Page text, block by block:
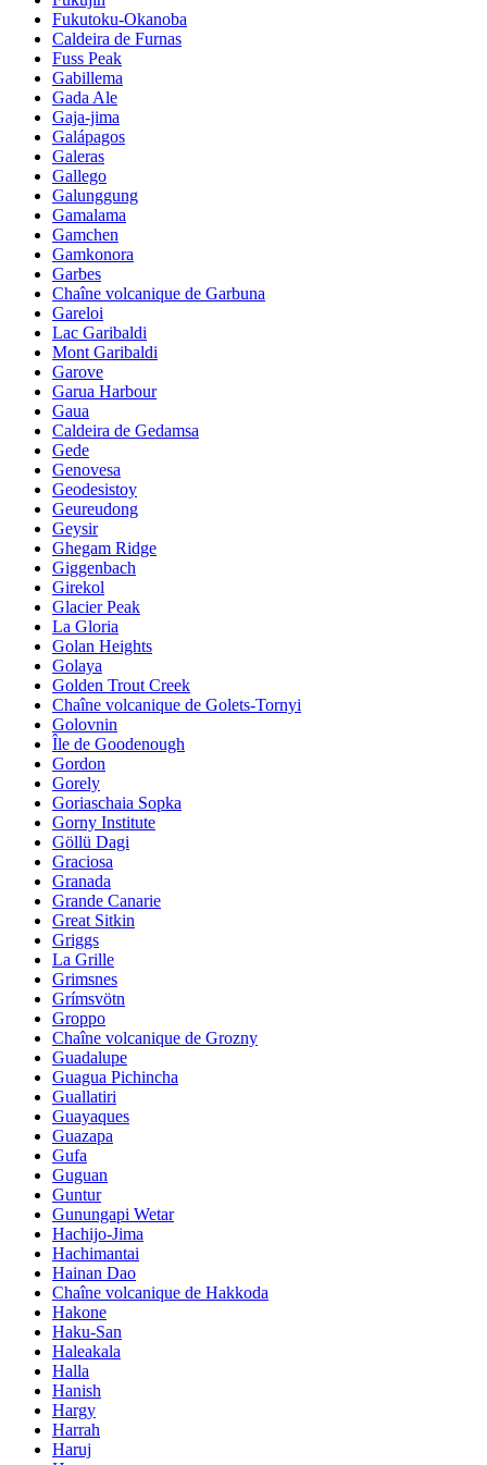
Fukutoku-Okanoba
Caldeira de Furnas
Fuss Peak
Gabillema
Gada Ale
Gaja-jima
Galápagos
Galeras
Gallego
Galunggung
Gamalama
Gamchen
Gamkonora
Garbes
Chaîne volcanique de Garbuna
Gareloi
Lac Garibaldi
Mont Garibaldi
Garove
Garua Harbour
Gaua
Caldeira de Gedamsa
Gede
Genovesa
Geodesistoy
Geureudong
Geysir
Ghegam Ridge
Giggenbach
Girekol
Glacier Peak
La Gloria
Golan Heights
Golaya
Golden Trout Creek
Chaîne volcanique de Golets-Tornyi
Golovnin
Île de Goodenough
Gordon
Gorely
Goriaschaia Sopka
Gorny Institute
Göllü Dagi
Graciosa
Granada
Grande Canarie
Great Sitkin
Griggs
La Grille
Grimsnes
Grímsvötn
Groppo
Chaîne volcanique de Grozny
Guadalupe
Guagua Pichincha
Guallatiri
Guayaques
Guazapa
Gufa
Guguan
Guntur
Gunungapi Wetar
Hachijo-Jima
Hachimantai
Hainan Dao
Chaîne volcanique de Hakkoda
Hakone
Haku-San
Haleakala
Halla
Hanish
Hargy
Harrah
Haruj